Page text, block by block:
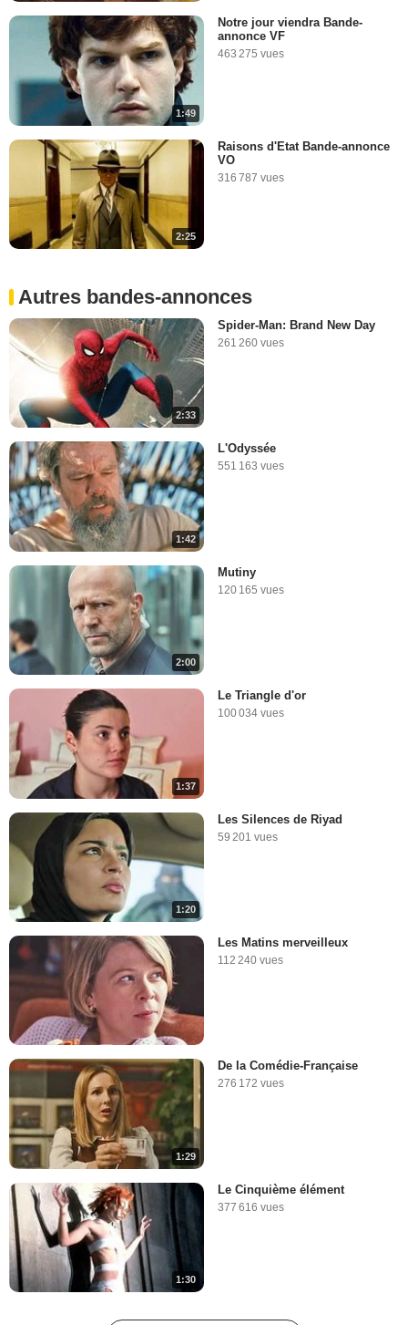
1:49
Notre jour viendra Bande-
annonce VF
463 275 vues
2:25
Raisons d'Etat Bande-annonce
VO
316 787 vues
Autres bandes-annonces
2:33
Spider-Man: Brand New Day
261 260 vues
1:42
L'Odyssée
551 163 vues
2:00
Mutiny
120 165 vues
1:37
Le Triangle d'or
100 034 vues
1:20
Les Silences de Riyad
59 201 vues
Les Matins merveilleux
112 240 vues
1:29
De la Comédie-Française
276 172 vues
1:30
Le Cinquième élément
377 616 vues